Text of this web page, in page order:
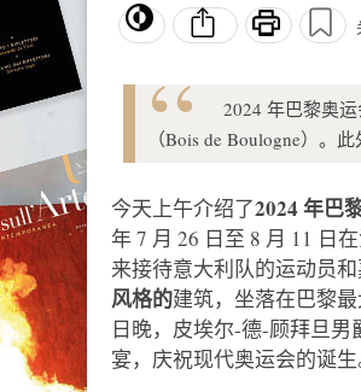
2024 年巴黎奥
（Bois de Boulogne）。
今天上午介绍了2024 年巴
年 7 月 26 日至 8 月 11 日
来接待意大利队的运动员和
风格的建筑，坐落在巴黎
日晚，皮埃尔-德-顾拜旦男
宴，庆祝现代奥运会的诞生